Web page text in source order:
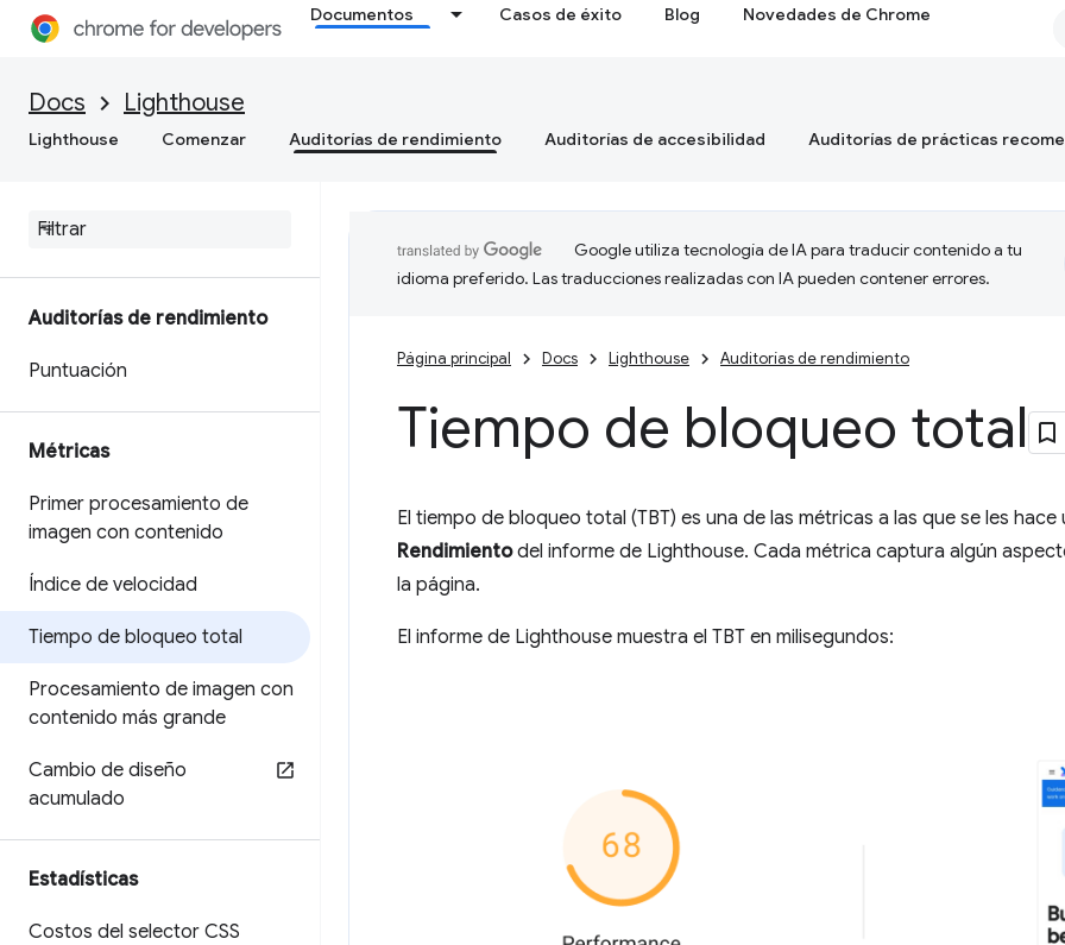
Documentos Casos de éxito Blog Novedades de Chrome
Docs Lighthouse
Lighthouse Comenzar Auditorías de rendimiento Auditorías de accesibilidad Auditorías de prácticas
Auditorías de rendimiento
Puntuación
Métricas
Primer procesamiento de
imagen con contenido
Índice de velocidad
Tiempo de bloqueo total
Procesamiento de imagen con
contenido más grande
Cambio de diseño
acumulado
Estadísticas
Costos del selector CSS
Google utiliza tecnología de IA para traducir contenido a tu
idioma preferido. Las traducciones realizadas con IA pueden contener errores.
Página principal Docs Lighthouse Auditorías de rendimiento
Tiempo de bloqueo total
El tiempo de bloqueo total (TBT) es una de las métricas a las que se les
Rendimientodel informe de Lighthouse. Cada métrica captura algún
la página.
El informe de Lighthouse muestra el TBT en milisegundos: